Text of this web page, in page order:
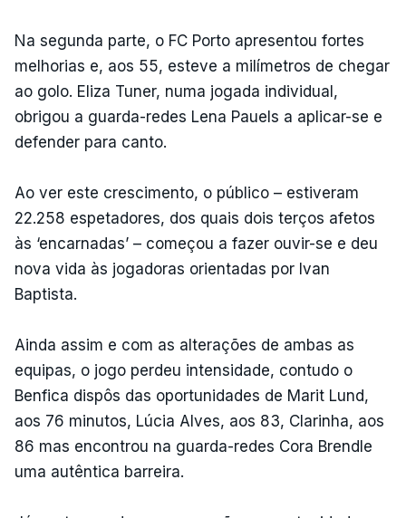
Na segunda parte, o FC Porto apresentou fortes
melhorias e, aos 55, esteve a milímetros de chegar
ao golo. Eliza Tuner, numa jogada individual,
obrigou a guarda-redes Lena Pauels a aplicar-se e
defender para canto.
Ao ver este crescimento, o público – estiveram
22.258 espetadores, dos quais dois terços afetos
às ‘encarnadas’ – começou a fazer ouvir-se e deu
nova vida às jogadoras orientadas por Ivan
Baptista.
Ainda assim e com as alterações de ambas as
equipas, o jogo perdeu intensidade, contudo o
Benfica dispôs das oportunidades de Marit Lund,
aos 76 minutos, Lúcia Alves, aos 83, Clarinha, aos
86 mas encontrou na guarda-redes Cora Brendle
uma autêntica barreira.